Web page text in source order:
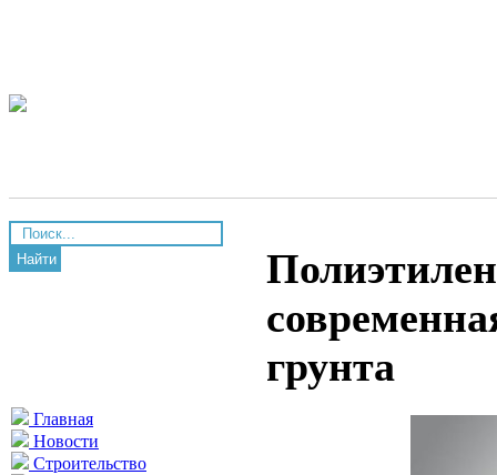
Найти
Главная
Новости
Строительство
грунта